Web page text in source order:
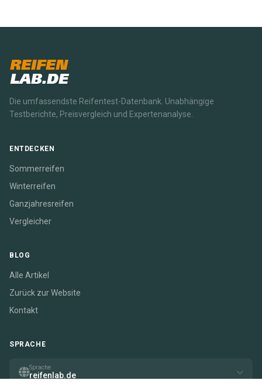
REIFEN
LAB.DE
Die umfassendste Reifentest-Datenbank. Unabhängige
Testberichte, Preisvergleich und Expertenanalyse.
ENTDECKEN
Sommerreifen
Winterreifen
Ganzjahresreifen
Vergleicher
BLOG
Alle Artikel
Zurück zur Website
Kontakt
SPRACHE
Sprache
reifenlab.de